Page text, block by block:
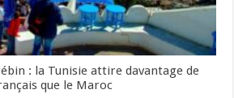
: la Tunisie attire davantage de
que le Maroc